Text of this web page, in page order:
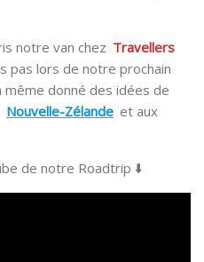
notre van chez Travellers
pas lors de notre prochain
même donné des idées de
Nouvelle-Zélande et aux
de notre Roadtrip ⬇️